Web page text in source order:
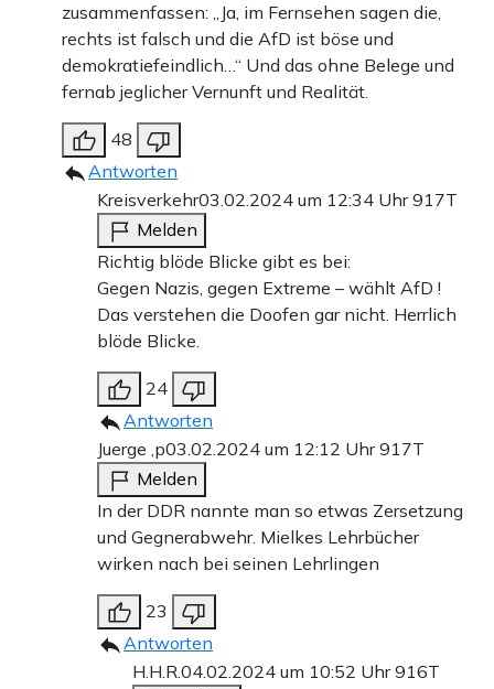
zusammenfassen: „Ja, im Fernsehen sagen die,
rechts ist falsch und die AfD ist böse und
demokratiefeindlich…“ Und das ohne Belege und
fernab jeglicher Vernunft und Realität.
48
Antworten
Kreisverkehr03.02.2024 um 12:34 Uhr917T
Melden
Richtig blöde Blicke gibt es bei:
Gegen Nazis, gegen Extreme – wählt AfD !
Das verstehen die Doofen gar nicht. Herrlich
blöde Blicke.
24
Antworten
Juerge ,p03.02.2024 um 12:12 Uhr917T
Melden
In der DDR nannte man so etwas Zersetzung
und Gegnerabwehr. Mielkes Lehrbücher
wirken nach bei seinen Lehrlingen
23
Antworten
H.H.R.04.02.2024 um 10:52 Uhr916T